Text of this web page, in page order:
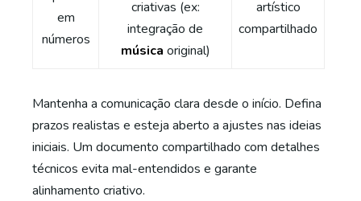
em
números
criativas (ex:
integração de
música original)
artístico
compartilhado
Mantenha a comunicação clara desde o início. Defina
prazos realistas e esteja aberto a ajustes nas ideias
iniciais. Um documento compartilhado com detalhes
técnicos evita mal-entendidos e garante
alinhamento criativo.